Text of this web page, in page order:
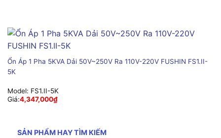
Ổn Áp 1 Pha 5KVA Dải 50V~250V Ra 110V-220V FUSHIN FS1.II-
5K
Model: FS1.II-5K
Giá:4,347,000₫
SẢN PHẨM HAY TÌM KIẾM